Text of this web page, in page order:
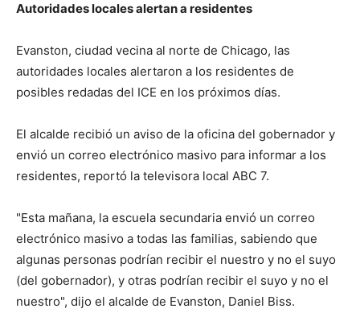
Autoridades locales alertan a residentes
Evanston, ciudad vecina al norte de Chicago, las
autoridades locales alertaron a los residentes de
posibles redadas del ICE en los próximos días.
El alcalde recibió un aviso de la oficina del gobernador y
envió un correo electrónico masivo para informar a los
residentes, reportó la televisora local ABC 7.
"Esta mañana, la escuela secundaria envió un correo
electrónico masivo a todas las familias, sabiendo que
algunas personas podrían recibir el nuestro y no el suyo
(del gobernador), y otras podrían recibir el suyo y no el
nuestro", dijo el alcalde de Evanston, Daniel Biss.